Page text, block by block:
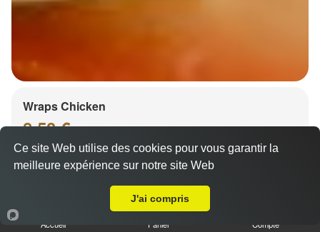
Wraps Chicken
8.50 €
Accueil Panier Compte
Ce site Web utilise des cookies pour vous garantir la
meilleure expérience sur notre site Web
J'ai compris